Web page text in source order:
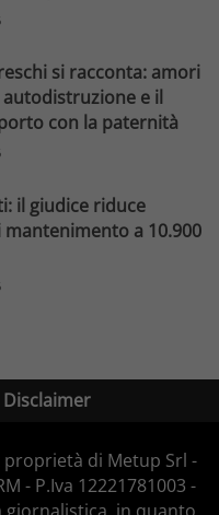
si racconta: amori
e il
con la paternità
il giudice riduce
mantenimento a 10.900
Disclaimer
di Metup Srl -
- P.Iva 12221781003 -